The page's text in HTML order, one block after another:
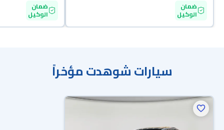
ضمان
الوكيل
ضمان
الوكيل
سيارات شوهدت مؤخراً